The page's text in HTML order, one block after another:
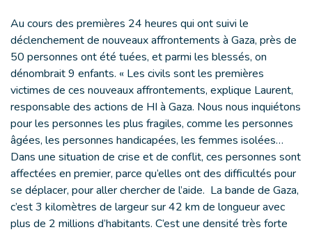
Au cours des premières 24 heures qui ont suivi le
déclenchement de nouveaux affrontements à Gaza, près de
50 personnes ont été tuées, et parmi les blessés, on
dénombrait 9 enfants. « Les civils sont les premières
victimes de ces nouveaux affrontements, explique Laurent,
responsable des actions de HI à Gaza. Nous nous inquiétons
pour les personnes les plus fragiles, comme les personnes
âgées, les personnes handicapées, les femmes isolées…
Dans une situation de crise et de conflit, ces personnes sont
affectées en premier, parce qu’elles ont des difficultés pour
se déplacer, pour aller chercher de l’aide. La bande de Gaza,
c’est 3 kilomètres de largeur sur 42 km de longueur avec
plus de 2 millions d’habitants. C’est une densité très forte